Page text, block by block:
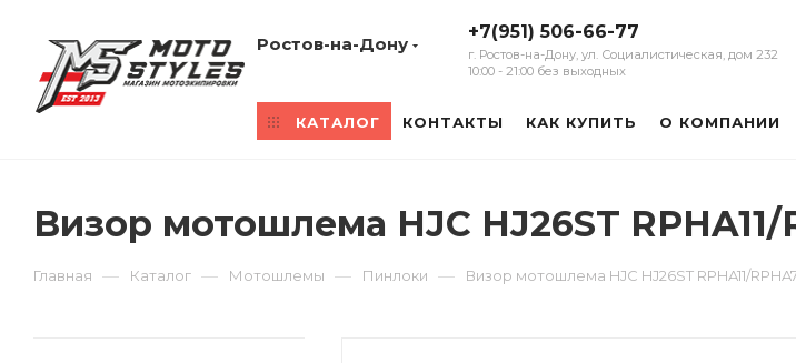
Ростов-на-Дону
+7(951) 506-66-77
г. Ростов-на-Дону, ул. Социалистическая, дом 232
10:00 - 21:00 без выходных
КАТАЛОГ КОНТАКТЫ КАК КУПИТЬ О КОМПАНИИ
Визор мотошлема HJC HJ26ST
Главная — Каталог — Мотошлемы — Пинлоки — Визор мотошлема HJC HJ26ST RPHA11/